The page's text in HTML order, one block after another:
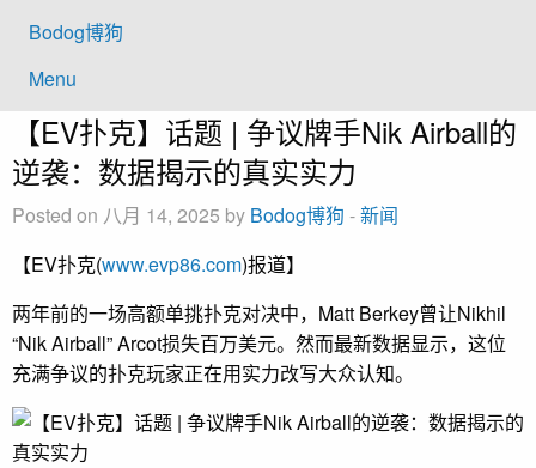
Bodog博狗
Menu
【EV扑克】话题 | 争议牌手Nik Airball的
逆袭：数据揭示的真实实力
Posted on 八月 14, 2025 by Bodog博狗 -新闻
【EV扑克(www.evp86.com)报道】
两年前的一场高额单挑扑克对决中，Matt Berkey曾让Nikhil
“Nik Airball” Arcot损失百万美元。然而最新数据显示，这位
充满争议的扑克玩家正在用实力改写大众认知。